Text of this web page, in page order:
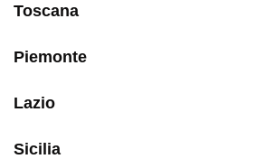
Toscana
Piemonte
Lazio
Sicilia